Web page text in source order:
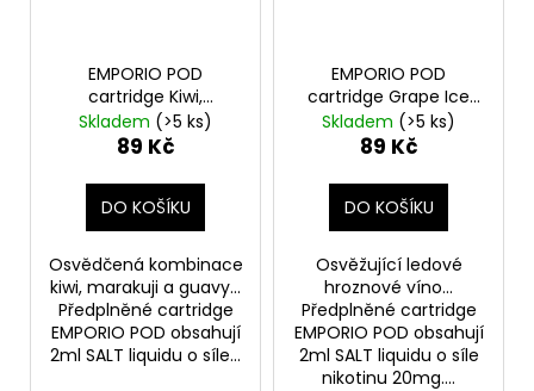
EMPORIO POD
cartridge Kiwi,
Passionfruit & Guawa
20mg 1Pack
Skladem (>5 ks)
89 Kč
DO KOŠÍKU
Osvědčená kombinace
kiwi, marakuji a guavy...
Předplněné cartridge
EMPORIO POD obsahují
2ml SALT liquidu o síle...
EMPORIO POD
cartridge Grape Ice
20mg 1Pack
Skladem (>5 ks)
89 Kč
DO KOŠÍKU
Osvěžující ledové
hroznové víno...
Předplněné cartridge
EMPORIO POD obsahují
2ml SALT liquidu o síle
nikotinu 20mg....